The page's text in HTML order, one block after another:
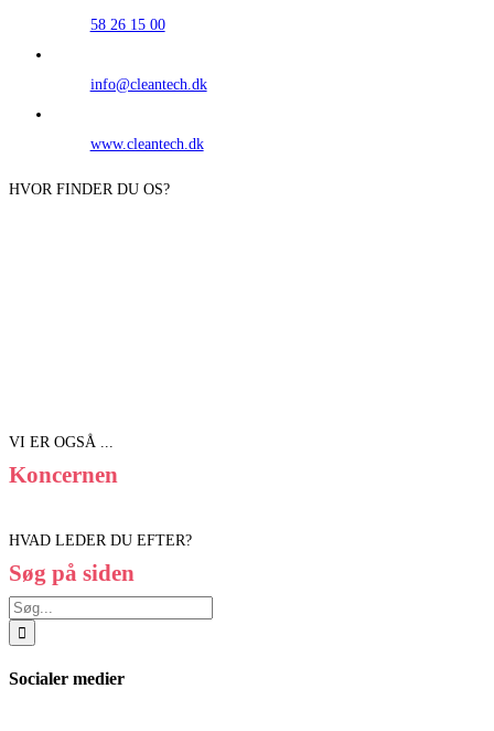
58 26 15 00
info@cleantech.dk
www.cleantech.dk
HVOR FINDER DU OS?
VI ER OGSÅ ...
Koncernen
HVAD LEDER DU EFTER?
Søg på siden
Søg
efter:
Socialer medier